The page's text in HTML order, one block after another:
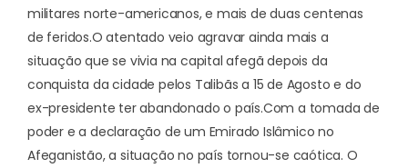
militares norte-americanos, e mais de duas centenas
de feridos.O atentado veio agravar ainda mais a
situação que se vivia na capital afegã depois da
conquista da cidade pelos Talibãs a 15 de Agosto e do
ex-presidente ter abandonado o país.Com a tomada de
poder e a declaração de um Emirado Islâmico no
Afeganistão, a situação no país tornou-se caótica. O